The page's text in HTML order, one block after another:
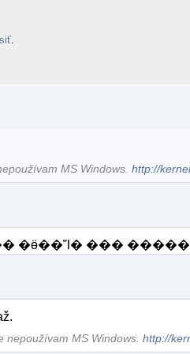
MS Windows.http://
nepoužívam MS Windows.http://